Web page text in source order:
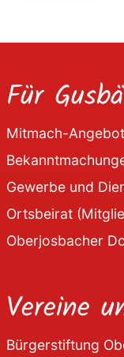
Für
Mitmach-
Gewerbe und
Ortsbeirat
Oberjosbacher
Vereine
Bürgerstiftung